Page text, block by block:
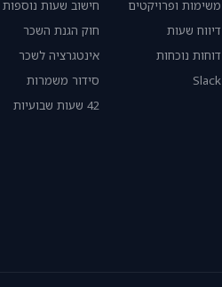
משימות ופרויקטים
דיווח שעות
דוחות נוכחות
Slack
חישוב שעות נוספות
חוק הגנת השכר
אינטגרציה לשכר
סידור משמרות
42 שעות שבועיות